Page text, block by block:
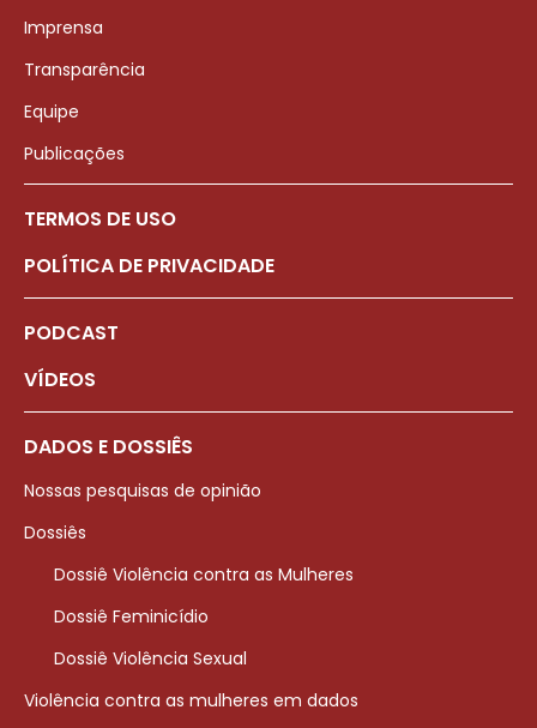
Imprensa
Transparência
Equipe
Publicações
TERMOS DE USO
POLÍTICA DE PRIVACIDADE
PODCAST
VÍDEOS
DADOS E DOSSIÊS
Nossas pesquisas de opinião
Dossiês
Dossiê Violência contra as Mulheres
Dossiê Feminicídio
Dossiê Violência Sexual
Violência contra as mulheres em dados